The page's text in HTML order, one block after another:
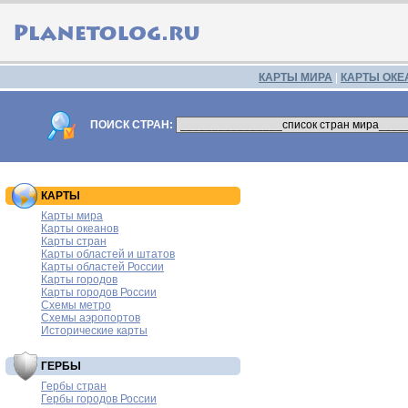
КАРТЫ МИРА КАРТЫ
ПОИСК СТРАН:
КАРТЫ
Карты мира
Карты океанов
Карты стран
Карты областей и штатов
Карты областей России
Карты городов
Карты городов России
Схемы метро
Схемы аэропортов
Исторические карты
ГЕРБЫ
Гербы стран
Гербы городов России